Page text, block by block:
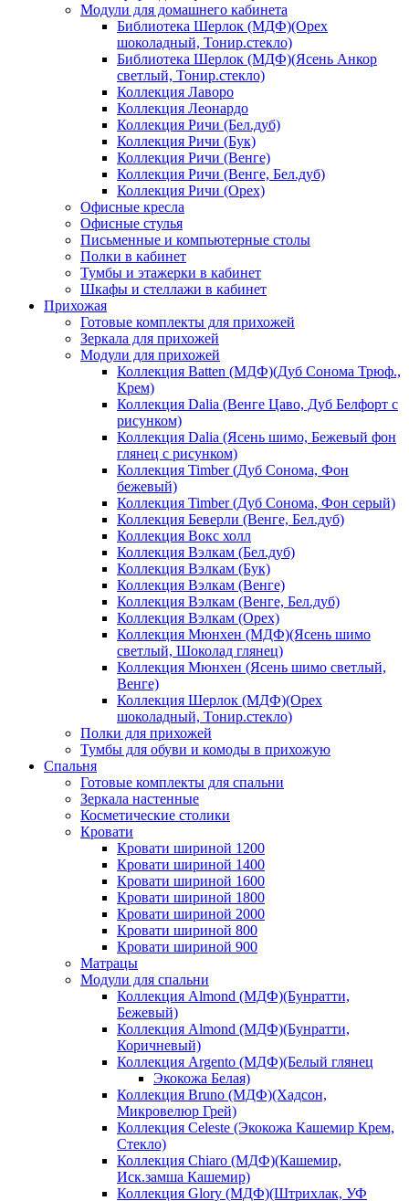
Модули для домашнего кабинета
Библиотека Шерлок (МДФ)(Орех
шоколадный, Тонир.стекло)
Библиотека Шерлок (МДФ)(Ясень Анкор
светлый, Тонир.стекло)
Коллекция Лаворо
Коллекция Леонардо
Коллекция Ричи (Бел.дуб)
Коллекция Ричи (Бук)
Коллекция Ричи (Венге)
Коллекция Ричи (Венге, Бел.дуб)
Коллекция Ричи (Орех)
Офисные кресла
Офисные стулья
Письменные и компьютерные столы
Полки в кабинет
Тумбы и этажерки в кабинет
Шкафы и стеллажи в кабинет
Прихожая
Готовые комплекты для прихожей
Зеркала для прихожей
Модули для прихожей
Коллекция Batten (МДФ)(Дуб Сонома Трюф.,
Крем)
Коллекция Dalia (Венге Цаво, Дуб Белфорт с
рисунком)
Коллекция Dalia (Ясень шимо, Бежевый фон
глянец с рисунком)
Коллекция Timber (Дуб Сонома, Фон
бежевый)
Коллекция Timber (Дуб Сонома, Фон серый)
Коллекция Беверли (Венге, Бел.дуб)
Коллекция Вокс холл
Коллекция Вэлкам (Бел.дуб)
Коллекция Вэлкам (Бук)
Коллекция Вэлкам (Венге)
Коллекция Вэлкам (Венге, Бел.дуб)
Коллекция Вэлкам (Орех)
Коллекция Мюнхен (МДФ)(Ясень шимо
светлый, Шоколад глянец)
Коллекция Мюнхен (Ясень шимо светлый,
Венге)
Коллекция Шерлок (МДФ)(Орех
шоколадный, Тонир.стекло)
Полки для прихожей
Тумбы для обуви и комоды в прихожую
Спальня
Готовые комплекты для спальни
Зеркала настенные
Косметические столики
Кровати
Кровати шириной 1200
Кровати шириной 1400
Кровати шириной 1600
Кровати шириной 1800
Кровати шириной 2000
Кровати шириной 800
Кровати шириной 900
Матрацы
Модули для спальни
Коллекция Almond (МДФ)(Бунратти,
Бежевый)
Коллекция Almond (МДФ)(Бунратти,
Коричневый)
Коллекция Argento (МДФ)(Белый глянец
Экокожа Белая)
Коллекция Bruno (МДФ)(Хадсон,
Микровелюр Грей)
Коллекция Celeste (Экокожа Кашемир Крем,
Стекло)
Коллекция Chiaro (МДФ)(Кашемир,
Иск.замша Кашемир)
Коллекция Glory (МДФ)(Штрихлак, УФ